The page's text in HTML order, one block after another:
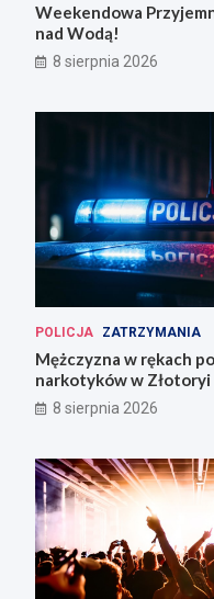
Weekendowa
nad Wodą!
8 sierpnia 2026
POLICJA ZATRZYMANIA
Mężczyzna w rękach
narkotyków w Złotoryi
8 sierpnia 2026